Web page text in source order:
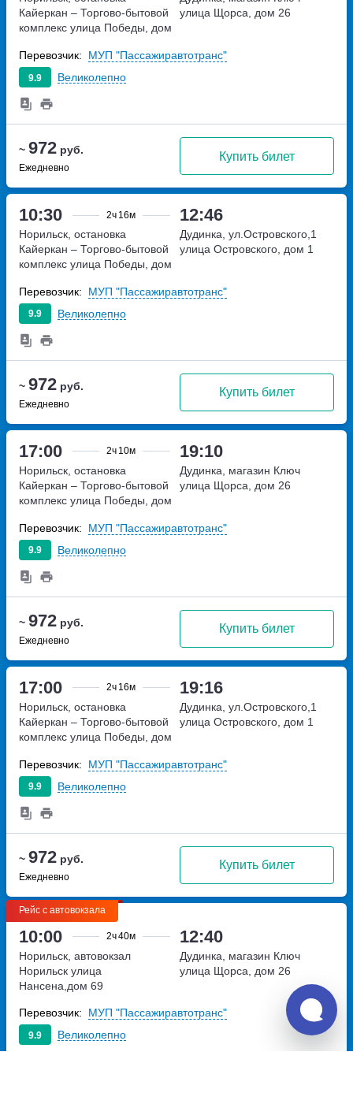
~ 972 руб.
Ежедневно
Купить билет
Кайеркан – Торгово-бытовой
комплекс улица Победы, дом
улица Щорса, дом 26
9.9 Великолепно
Перевозчик: МУП "Пассажиравтотранс"
10:30 2ч 16м 12:46
~ 972 руб.
Ежедневно
Купить билет
Норильск, остановка
Кайеркан – Торгово-бытовой
комплекс улица Победы, дом
Дудинка, ул.Островского,1
улица Островского, дом 1
9.9 Великолепно
Перевозчик: МУП "Пассажиравтотранс"
17:00 2ч 10м 19:10
~ 972 руб.
Ежедневно
Купить билет
Норильск, остановка
Кайеркан – Торгово-бытовой
комплекс улица Победы, дом
Дудинка, магазин Ключ
улица Щорса, дом 26
9.9 Великолепно
Перевозчик: МУП "Пассажиравтотранс"
17:00 2ч 16м 19:16
~ 972 руб.
Ежедневно
Купить билет
Норильск, остановка
Кайеркан – Торгово-бытовой
комплекс улица Победы, дом
Дудинка, ул.Островского,1
улица Островского, дом 1
9.9 Великолепно
Перевозчик: МУП "Пассажиравтотранс"
Рейс с автовокзала
10:00 2ч40м 12:40
Норильск, автовокзал
Норильск улица
Нансена,дом 69
Дудинка, магазин Ключ
улица Щорса, дом 26
9.9 Великолепно
Перевозчик: МУП "Пассажиравтотранс"